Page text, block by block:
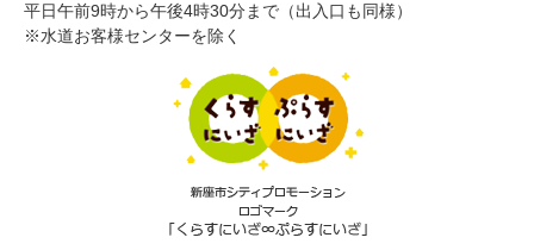
平日午前9時から午後4時30分まで（出入口も同様）
※水道お客様センターを除く